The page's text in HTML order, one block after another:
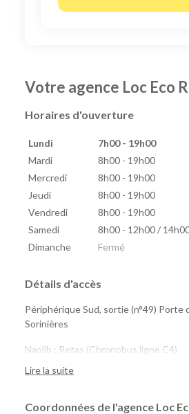
Votre agence Loc Eco
Horaires d'ouverture
Lundi
7h00 - 19h00
Mardi
8h00 - 19h00
Mercredi
8h00 - 19h00
Jeudi
8h00 - 19h00
Vendredi
8h00 - 19h00
Samedi
8h00 - 12h00 /
Dimanche
Fermé
Détails d'accès
Périphérique Sud, sortie (n°49) Porte
Sorinières
Naolib : Retas (Chronobus ligne C4)
Lire la suite
Coordonnées de l'agence Loc